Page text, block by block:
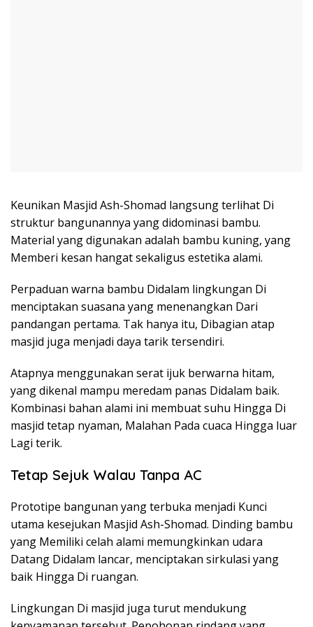
Keunikan Masjid Ash-Shomad langsung terlihat Di
struktur bangunannya yang didominasi bambu.
Material yang digunakan adalah bambu kuning, yang
Memberi kesan hangat sekaligus estetika alami.
Perpaduan warna bambu Didalam lingkungan Di
menciptakan suasana yang menenangkan Dari
pandangan pertama. Tak hanya itu, Dibagian atap
masjid juga menjadi daya tarik tersendiri.
Atapnya menggunakan serat ijuk berwarna hitam,
yang dikenal mampu meredam panas Didalam baik.
Kombinasi bahan alami ini membuat suhu Hingga Di
masjid tetap nyaman, Malahan Pada cuaca Hingga luar
Lagi terik.
Tetap Sejuk Walau Tanpa AC
Prototipe bangunan yang terbuka menjadi Kunci
utama kesejukan Masjid Ash-Shomad. Dinding bambu
yang Memiliki celah alami memungkinkan udara
Datang Didalam lancar, menciptakan sirkulasi yang
baik Hingga Di ruangan.
Lingkungan Di masjid juga turut mendukung